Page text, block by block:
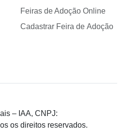
Feiras de Adoção Online
Cadastrar Feira de Adoção
– IAA, CNPJ:
os direitos reservados.